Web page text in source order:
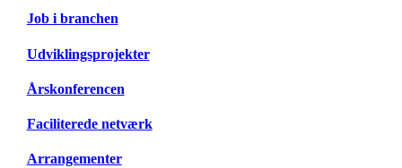
Job i branchen
Udviklingsprojekter
Årskonferencen
Faciliterede netværk
Arrangementer